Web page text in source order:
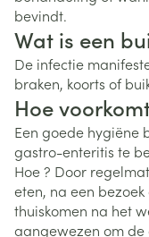
bevindt.
Wat is een
De infectie
braken, koorts of
Hoe
Een goede hygiëne
gastro-enteritis te
Hoe ? Door
eten, na een
thuiskomen na het
aangewezen om